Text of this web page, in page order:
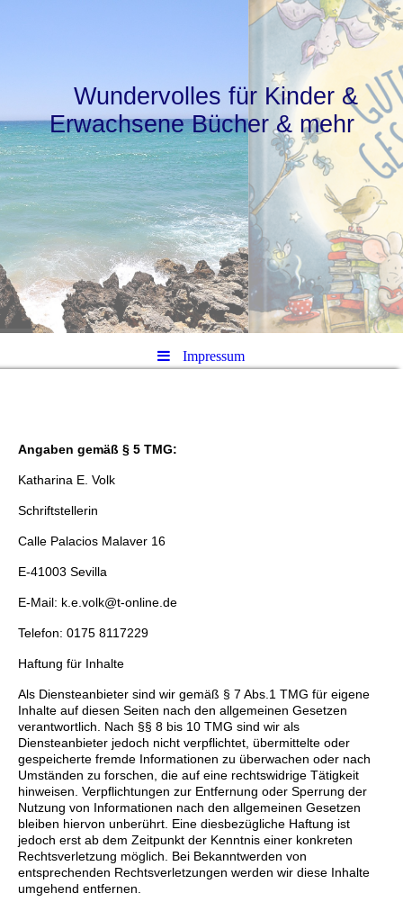
Wundervolles für Kinder &
Erwachsene Bücher & mehr
Impressum
Angaben gemäß § 5 TMG:
Katharina E. Volk
Schriftstellerin
Calle Palacios Malaver 16
E-41003 Sevilla
E-Mail: k.e.volk@t-online.de
Telefon: 0175 8117229
Haftung für Inhalte
Als Diensteanbieter sind wir gemäß § 7 Abs.1 TMG für eigene
Inhalte auf diesen Seiten nach den allgemeinen Gesetzen
verantwortlich. Nach §§ 8 bis 10 TMG sind wir als
Diensteanbieter jedoch nicht verpflichtet, übermittelte oder
gespeicherte fremde Informationen zu überwachen oder nach
Umständen zu forschen, die auf eine rechtswidrige Tätigkeit
hinweisen. Verpflichtungen zur Entfernung oder Sperrung der
Nutzung von Informationen nach den allgemeinen Gesetzen
bleiben hiervon unberührt. Eine diesbezügliche Haftung ist
jedoch erst ab dem Zeitpunkt der Kenntnis einer konkreten
Rechtsverletzung möglich. Bei Bekanntwerden von
entsprechenden Rechtsverletzungen werden wir diese Inhalte
umgehend entfernen.